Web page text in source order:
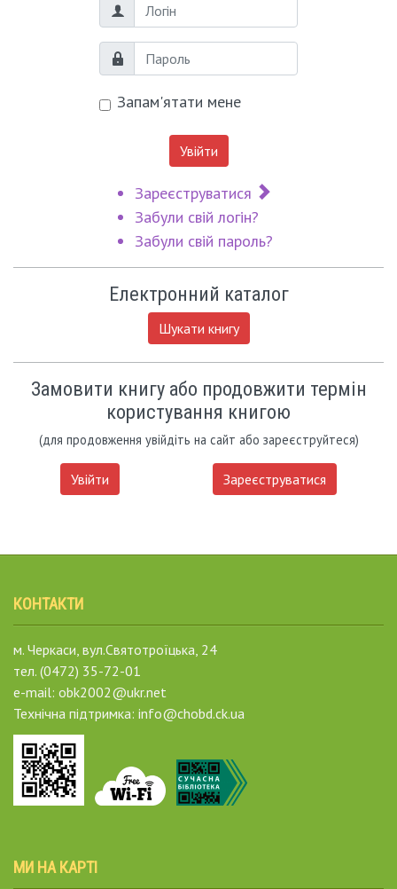
Логін
Пароль
Запам'ятати мене
Увійти
Зареєструватися
Забули свій логін?
Забули свій пароль?
Електронний каталог
Шукати книгу
Замовити книгу або продовжити термін
користування книгою
(для продовження увійдіть на сайт або зареєструйтеся)
Увійти Зареєструватися
КОНТАКТИ
м. Черкаси, вул.Святотроїцька, 24
тел. (0472) 35-72-01
e-mail: obk2002@ukr.net
Технічна підтримка: info@chobd.ck.ua
МИ НА КАРТІ